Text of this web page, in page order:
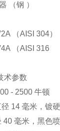
（钢 ）
（AISI 304）
（AISI 316
术参数
- 2500 牛顿
14 毫米，镀
40 毫米，黑色